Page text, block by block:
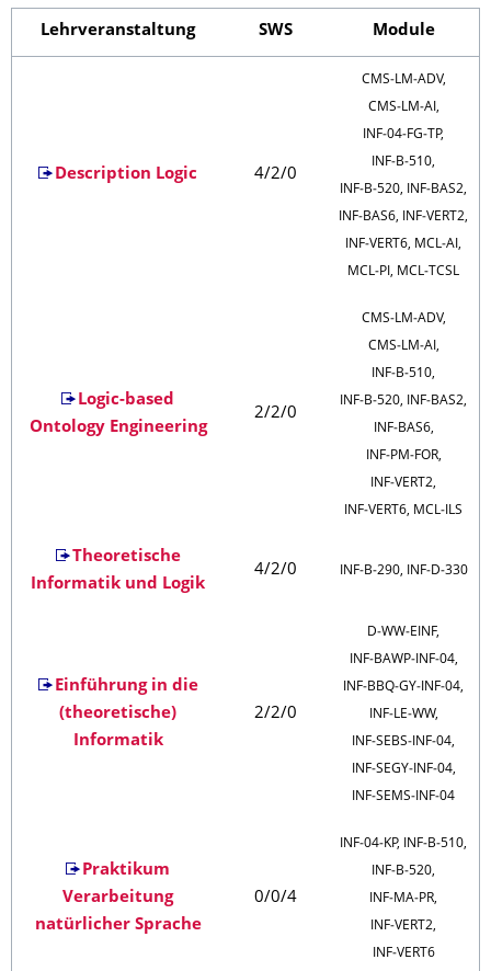
Lehrveranstaltung SWS Module
Description Logic 4/2/0
CMS‑LM‑ADV,
CMS‑LM‑AI,
INF‑04‑FG‑TP,
INF‑B‑510,
INF‑B‑520, INF‑BAS2,
INF‑BAS6, INF‑VERT2,
INF‑VERT6, MCL‑AI,
MCL‑PI, MCL‑TCSL
Logic-based
Ontology Engineering
2/2/0
CMS‑LM‑ADV,
CMS‑LM‑AI,
INF‑B‑510,
INF‑B‑520, INF‑BAS2,
INF‑BAS6,
INF‑PM‑FOR,
INF‑VERT2,
INF‑VERT6, MCL‑ILS
Theoretische
Informatik und Logik
4/2/0 INF‑B‑290, INF‑D‑330
Einführung in die
(theoretische)
Informatik
2/2/0
D‑WW‑EINF,
INF‑BAWP‑INF‑04,
INF‑BBQ‑GY‑INF‑04,
INF‑LE‑WW,
INF‑SEBS‑INF‑04,
INF‑SEGY‑INF‑04,
INF‑SEMS‑INF‑04
Praktikum
Verarbeitung
natürlicher Sprache
0/0/4
INF‑04‑KP, INF‑B‑510,
INF‑B‑520,
INF‑MA‑PR,
INF‑VERT2,
INF‑VERT6